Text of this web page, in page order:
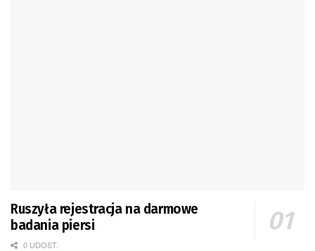
Ruszyła rejestracja na darmowe
badania piersi
0 UDOST.